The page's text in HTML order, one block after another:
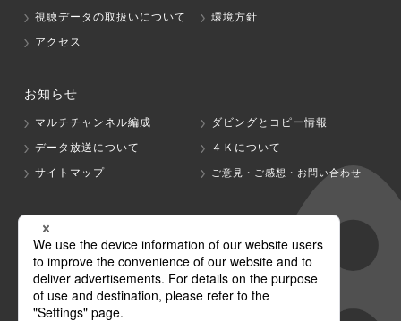
視聴データの取扱いについて
環境方針
アクセス
お知らせ
マルチチャンネル編成
ダビングとコピー情報
データ放送について
４Ｋについて
サイトマップ
ご意見・ご感想・お問い合わせ
グループ会社
テレビ朝日 テレ朝チャンネル